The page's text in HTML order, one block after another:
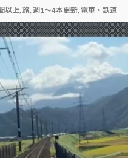
以上, 旅, 週1～4本更新, 電車・鉄道